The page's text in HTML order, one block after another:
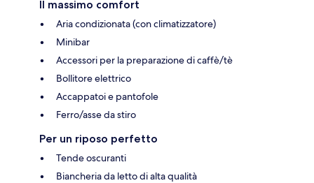
Il massimo comfort
Aria condizionata (con climatizzatore)
Minibar
Accessori per la preparazione di caffè/tè
Bollitore elettrico
Accappatoi e pantofole
Ferro/asse da stiro
Per un riposo perfetto
Tende oscuranti
Biancheria da letto di alta qualità